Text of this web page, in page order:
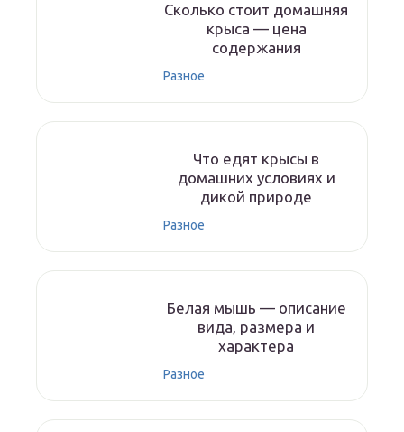
Сколько стоит домашняя
крыса — цена
содержания
Разное
Что едят крысы в
домашних условиях и
дикой природе
Разное
Белая мышь — описание
вида, размера и
характера
Разное